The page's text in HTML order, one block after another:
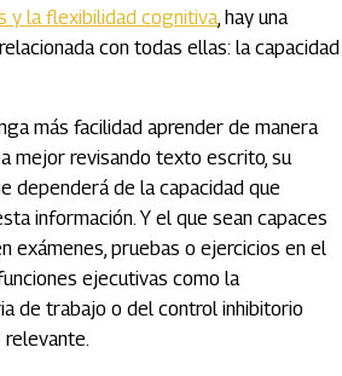
y la flexibilidad cognitiva, hay una
con todas ellas: la capacidad
más facilidad aprender de manera
mejor revisando texto escrito, su
dependerá de la capacidad que
información. Y el que sean capaces
exámenes, pruebas o ejercicios en el
ejecutivas como la
de trabajo o del control inhibitorio